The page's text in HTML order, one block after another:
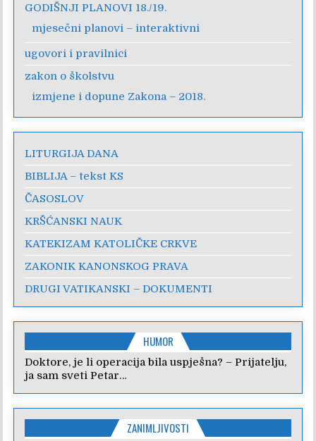
GODIŠNJI PLANOVI 18./19.
mjesečni planovi – interaktivni
ugovori i pravilnici
zakon o školstvu
izmjene i dopune Zakona – 2018.
LITURGIJA DANA
BIBLIJA – tekst KS
ČASOSLOV
KRŠĆANSKI NAUK
KATEKIZAM KATOLIČKE CRKVE
ZAKONIK KANONSKOG PRAVA
DRUGI VATIKANSKI – DOKUMENTI
HUMOR
Doktore, je li operacija bila uspješna? – Prijatelju,
ja sam sveti Petar…
ZANIMLJIVOSTI